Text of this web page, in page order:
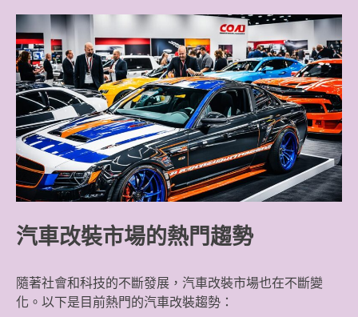
汽車改裝市場的熱門趨勢
隨著社會和科技的不斷發展，汽車改裝市場也在不斷變
化。以下是目前熱門的汽車改裝趨勢：